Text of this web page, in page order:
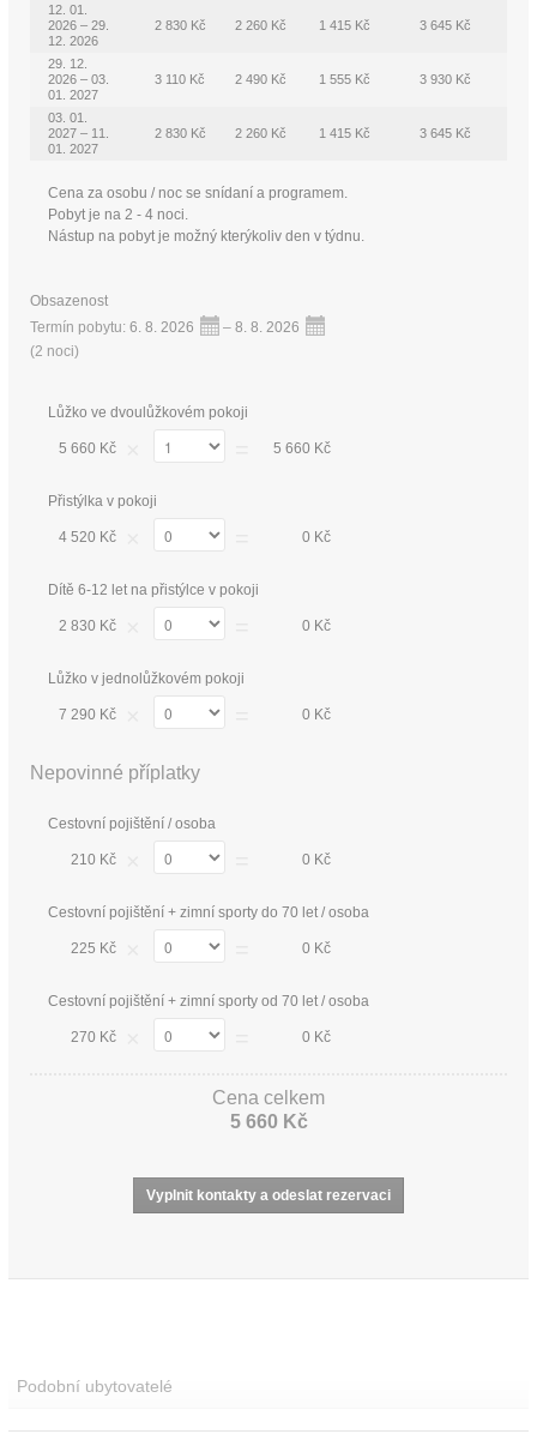
12. 01.
2026 – 29.
12. 2026
2 830 Kč 2 260 Kč 1 415 Kč 3 645 Kč
29. 12.
2026 – 03.
01. 2027
3 110 Kč 2 490 Kč 1 555 Kč 3 930 Kč
03. 01.
2027 – 11.
01. 2027
2 830 Kč 2 260 Kč 1 415 Kč 3 645 Kč
Cena za osobu / noc se snídaní a programem.
Pobyt je na 2 - 4 noci.
Nástup na pobyt je možný kterýkoliv den v týdnu.
Obsazenost
Termín pobytu: 6. 8. 2026 – 8. 8. 2026
(2 noci)
Lůžko ve dvoulůžkovém pokoji
5 660 Kč 5 660 Kč
Přistýlka v pokoji
4 520 Kč 0 Kč
Dítě 6-12 let na přistýlce v pokoji
2 830 Kč 0 Kč
Lůžko v jednolůžkovém pokoji
7 290 Kč 0 Kč
Nepovinné příplatky
Cestovní pojištění / osoba
210 Kč 0 Kč
Cestovní pojištění + zimní sporty do 70 let / osoba
225 Kč 0 Kč
Cestovní pojištění + zimní sporty od 70 let / osoba
270 Kč 0 Kč
Cena celkem
5 660 Kč
Podobní ubytovatelé